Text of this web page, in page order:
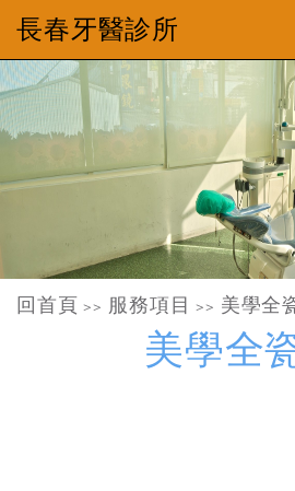
長春牙醫診所
回首頁 >> 服務項目 >> 美學全
美學全